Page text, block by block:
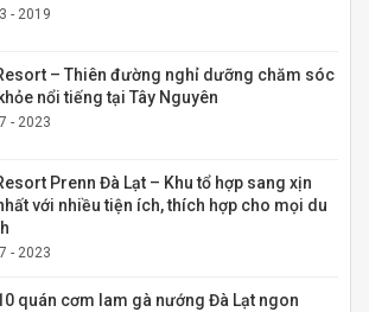
- 2019
– Thiên đường nghỉ dưỡng chăm sóc
nổi tiếng tại Tây Nguyên
- 2023
Prenn Đà Lạt – Khu tổ hợp sang xịn
với nhiều tiện ích, thích hợp cho mọi du
- 2023
quán cơm lam gà nướng Đà Lạt ngon